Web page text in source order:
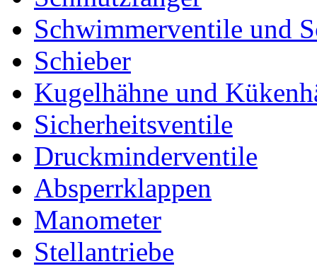
Schwimmerventile und
Schieber
Kugelhähne und
Sicherheitsventile
Druckminderventile
Absperrklappen
Manometer
Stellantriebe